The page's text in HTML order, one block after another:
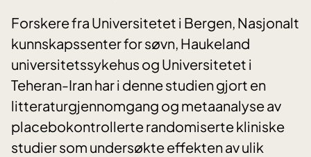
Forskere fra Universitetet i Bergen, Nasjonalt
kunnskapssenter for søvn, Haukeland
universitetssykehus og Universitetet i
Teheran-Iran har i denne studien gjort en
litteraturgjennomgang og metaanalyse av
placebokontrollerte randomiserte kliniske
studier som undersøkte effekten av ulik